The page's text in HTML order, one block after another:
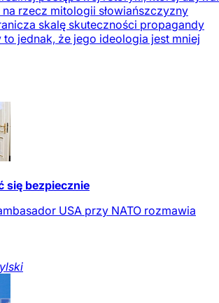
rzecz mitologii słowiańszczyzny
skalę skuteczności propagandy
to jednak, że jego ideologia jest mniej
się bezpiecznie
USA przy NATO rozmawia